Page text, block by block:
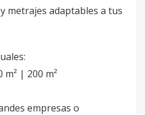
metrajes adaptables a tus
m² | 200 m²
empresas o